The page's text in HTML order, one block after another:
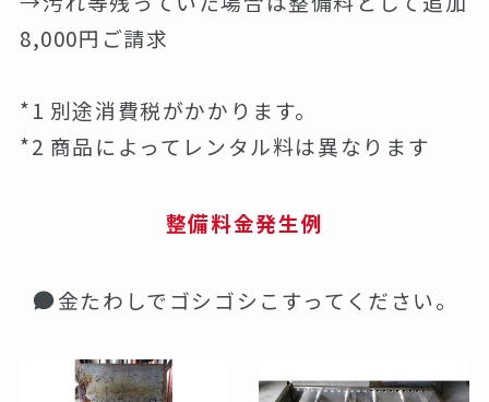
8,000円ご請求
*1 別途消費税がかかります。
*2 商品によってレンタル料は異なります
整備料金発生例
金たわしでゴシゴシこすってください。